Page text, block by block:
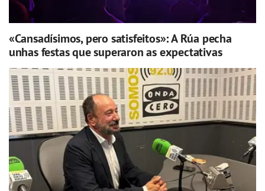
«Cansadísimos, pero satisfeitos»: A Rúa pecha
unhas festas que superaron as expectativas